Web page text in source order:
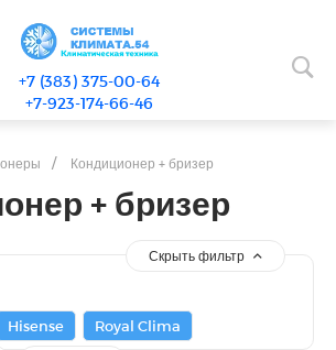
+7 (383) 375-00-64
+7-923-174-66-46
/ Кондиционер + бризер
+ бризер
Скрыть фильтр
Hisense Royal Clima